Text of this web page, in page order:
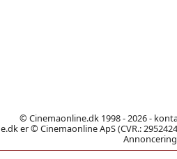
© Cinemaonline.dk 1998 - 2026 -
er © Cinemaonline ApS (CVR.: